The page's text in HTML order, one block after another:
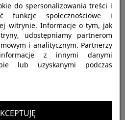
ptasznik nadrzewny
słaby
do spersonalizowania treści i
funkcje społecznościowe i
witrynie. Informacje o tym, jak
udostępniamy partnerom
i analitycznym. Partnerzy
z innymi danymi
lub uzyskanymi podczas